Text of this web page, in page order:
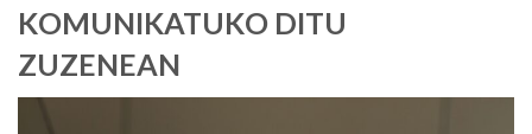
KOMUNIKATUKO DITU
ZUZENEAN